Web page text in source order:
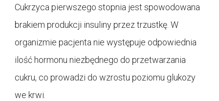
Cukrzyca pierwszego stopnia jest spowodowana
brakiem produkcji insuliny przez trzustkę. W
organizmie pacjenta nie występuje odpowiednia
ilość hormonu niezbędnego do przetwarzania
cukru, co prowadzi do wzrostu poziomu glukozy
we krwi.